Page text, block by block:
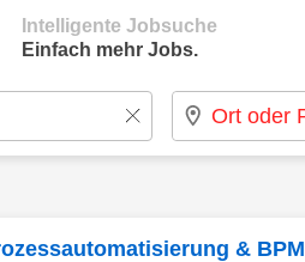
Intelligente Jobsuche
Einfach mehr Jobs.
& BPM